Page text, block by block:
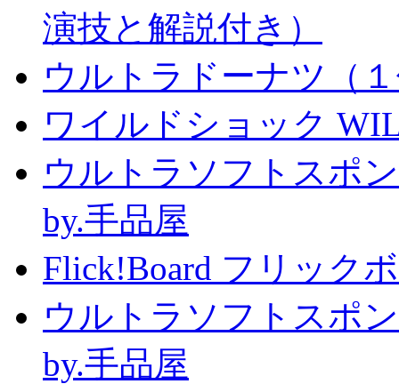
演技と解説付き）
ウルトラドーナツ（
ワイルドショック
ウルトラソフトスポ
by.手品屋
Flick!Board フリック
ウルトラソフトスポ
by.手品屋